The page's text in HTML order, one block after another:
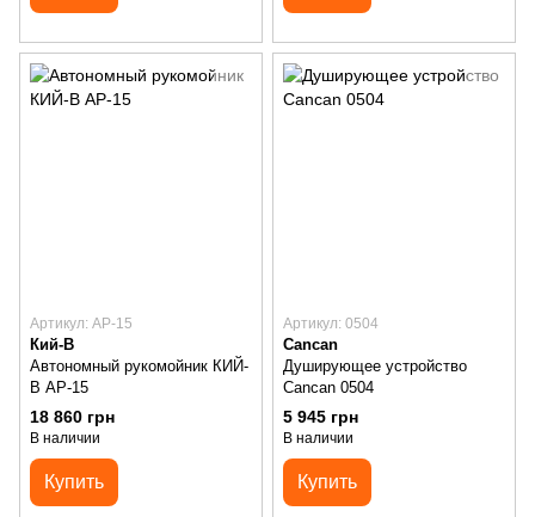
Артикул: АР-15
Кий-В
Автономный рукомойник КИЙ-
В АР-15
18 860 грн
В наличии
Купить
Артикул: 0504
Cancan
Душирующее устройство
Cancan 0504
5 945 грн
В наличии
Купить